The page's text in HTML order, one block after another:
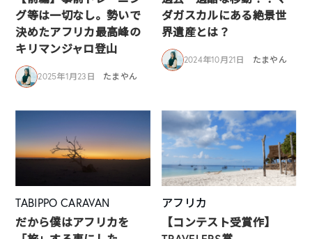
グ等は一切なし。勢いで
決めたアフリカ最高峰の
キリマンジャロ登山
2025年1月23日 たまやん
ダガスカルにある絶景世
界遺産とは？
2024年10月21日 たまやん
TABIPPO CARAVAN
だから僕はアフリカを
アフリカ
【コンテスト受賞作】